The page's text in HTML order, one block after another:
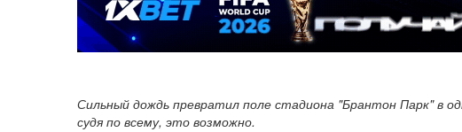
Сильный дождь превратил поле стадиона "Брантон Парк" в
судя по всему, это возможно.